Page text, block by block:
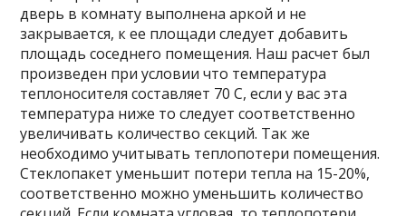
дверь в комнату выполнена аркой и не
закрывается, к ее площади следует добавить
площадь соседнего помещения. Наш расчет был
произведен при условии что температура
теплоносителя составляет 70 С, если у вас эта
температура ниже то следует соответственно
увеличивать количество секций. Так же
необходимо учитывать теплопотери помещения.
Стеклопакет уменьшит потери тепла на 15-20%,
соответственно можно уменьшить количество